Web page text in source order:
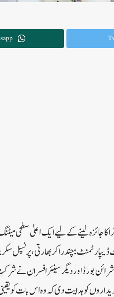
کا جائزہ لینے کے لیے ایک اعلیٰ سطحی
چندراکر بھارتی، پرنسپل
بورڈ اور دیگر سینئر افسران نے
عہدیداروں کو ہدایت دی کہ وہ اس بات کو